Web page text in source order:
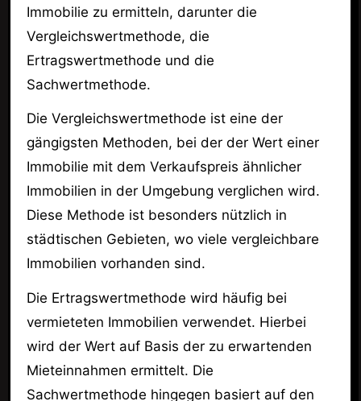
Immobilie zu ermitteln, darunter die
Vergleichswertmethode, die
Ertragswertmethode und die
Sachwertmethode.
Die Vergleichswertmethode ist eine der
gängigsten Methoden, bei der der Wert einer
Immobilie mit dem Verkaufspreis ähnlicher
Immobilien in der Umgebung verglichen wird.
Diese Methode ist besonders nützlich in
städtischen Gebieten, wo viele vergleichbare
Immobilien vorhanden sind.
Die Ertragswertmethode wird häufig bei
vermieteten Immobilien verwendet. Hierbei
wird der Wert auf Basis der zu erwartenden
Mieteinnahmen ermittelt. Die
Sachwertmethode hingegen basiert auf den